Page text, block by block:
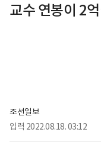
교수 연봉이 2
조선일보
입력 2022.08.18. 03:12